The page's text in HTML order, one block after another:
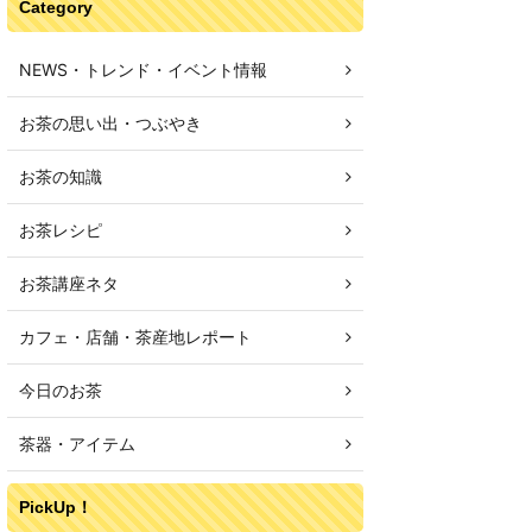
Category
NEWS・トレンド・イベント情報
お茶の思い出・つぶやき
お茶の知識
お茶レシピ
お茶講座ネタ
カフェ・店舗・茶産地レポート
今日のお茶
茶器・アイテム
PickUp！